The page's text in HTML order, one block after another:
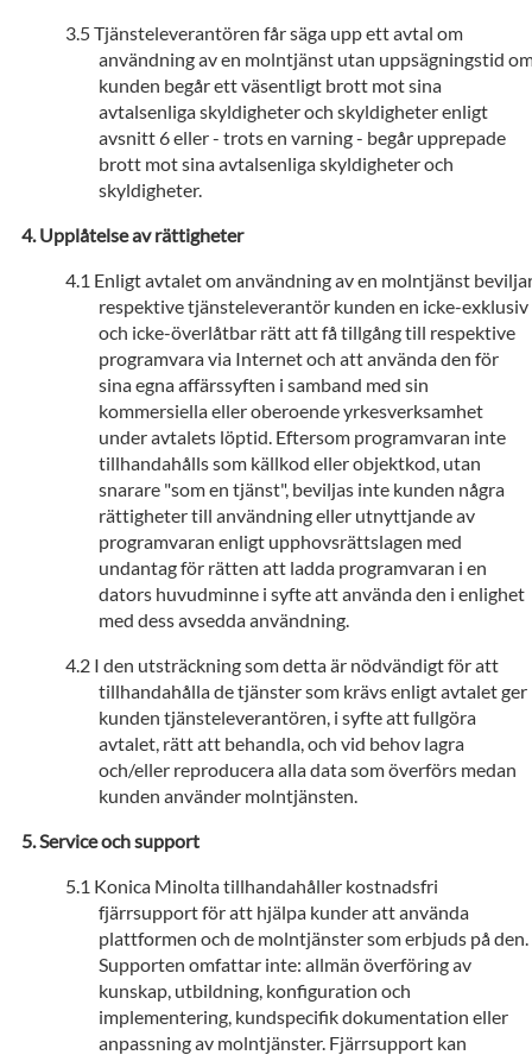
Tjänsteleverantören får säga upp ett avtal om
användning av en molntjänst utan uppsägningstid
kunden begår ett väsentligt brott mot sina
avtalsenliga skyldigheter och skyldigheter enligt
avsnitt 6 eller - trots en varning - begår upprepade
brott mot sina avtalsenliga skyldigheter och
skyldigheter.
Upplåtelse av rättigheter
Enligt avtalet om användning av en molntjänst
respektive tjänsteleverantör kunden en icke-exklusiv
och icke-överlåtbar rätt att få tillgång till respektive
programvara via Internet och att använda den för
sina egna affärssyften i samband med sin
kommersiella eller oberoende yrkesverksamhet
under avtalets löptid. Eftersom programvaran inte
tillhandahålls som källkod eller objektkod, utan
snarare "som en tjänst", beviljas inte kunden några
rättigheter till användning eller utnyttjande av
programvaran enligt upphovsrättslagen med
undantag för rätten att ladda programvaran i en
dators huvudminne i syfte att använda den i enlighet
med dess avsedda användning.
I den utsträckning som detta är nödvändigt för att
tillhandahålla de tjänster som krävs enligt avtalet ger
kunden tjänsteleverantören, i syfte att fullgöra
avtalet, rätt att behandla, och vid behov lagra
och/eller reproducera alla data som överförs medan
kunden använder molntjänsten.
Service och support
Konica Minolta tillhandahåller kostnadsfri
fjärrsupport för att hjälpa kunder att använda
plattformen och de molntjänster som erbjuds på den.
Supporten omfattar inte: allmän överföring av
kunskap, utbildning, konfiguration och
implementering, kundspecifik dokumentation eller
anpassning av molntjänster. Fjärrsupport kan